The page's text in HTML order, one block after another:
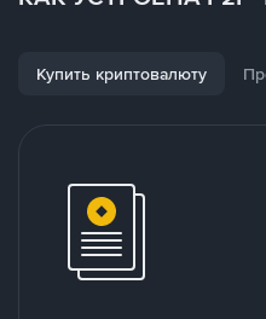
Купить криптовалюту